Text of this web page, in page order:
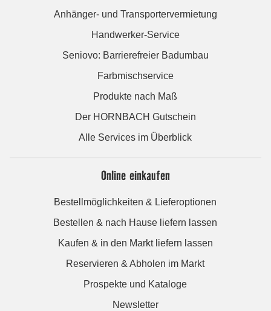
Anhänger- und Transportervermietung
Handwerker-Service
Seniovo: Barrierefreier Badumbau
Farbmischservice
Produkte nach Maß
Der HORNBACH Gutschein
Alle Services im Überblick
Online einkaufen
Bestellmöglichkeiten & Lieferoptionen
Bestellen & nach Hause liefern lassen
Kaufen & in den Markt liefern lassen
Reservieren & Abholen im Markt
Prospekte und Kataloge
Newsletter